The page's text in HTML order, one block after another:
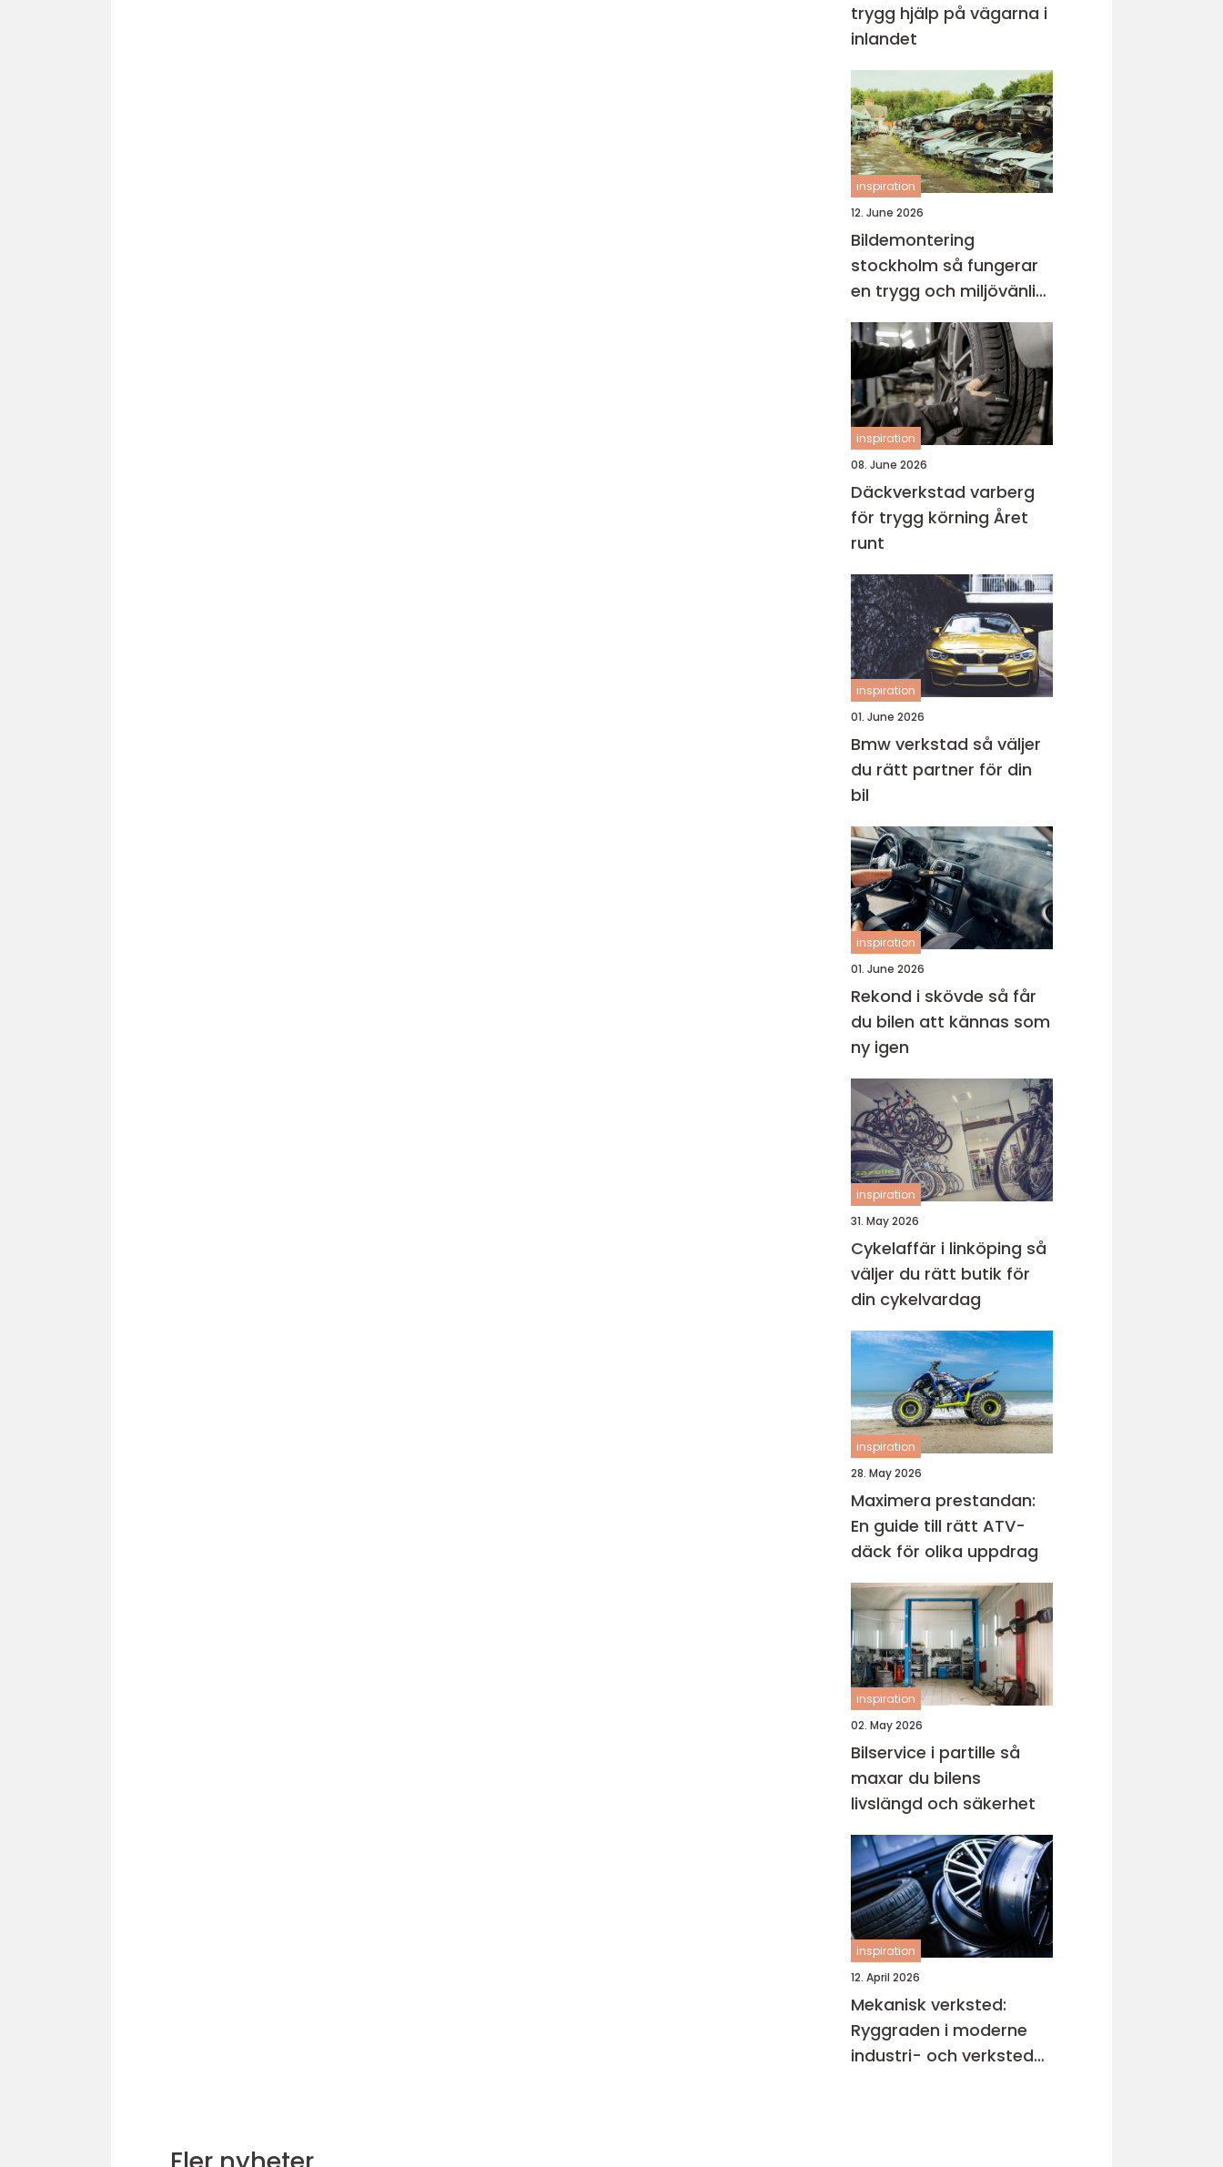
trygg hjälp på vägarna i
inlandet
inspiration
12. June 2026
Bildemontering
stockholm så fungerar
en trygg och miljövänlig
bilskrot
inspiration
08. June 2026
Däckverkstad varberg
för trygg körning Året
runt
inspiration
01. June 2026
Bmw verkstad så väljer
du rätt partner för din
bil
inspiration
01. June 2026
Rekond i skövde så får
du bilen att kännas som
ny igen
inspiration
31. May 2026
Cykelaffär i linköping så
väljer du rätt butik för
din cykelvardag
inspiration
28. May 2026
Maximera prestandan:
En guide till rätt ATV-
däck för olika uppdrag
inspiration
02. May 2026
Bilservice i partille så
maxar du bilens
livslängd och säkerhet
inspiration
12. April 2026
Mekanisk verksted:
Ryggraden i moderne
industri- och verksted-